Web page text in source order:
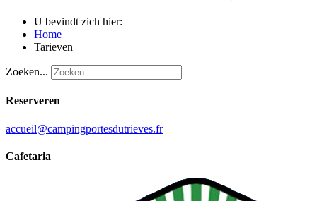
U bevindt zich hier:
Home
Tarieven
Zoeken...
Reserveren
accueil@campingportesdutrieves.fr
Cafetaria